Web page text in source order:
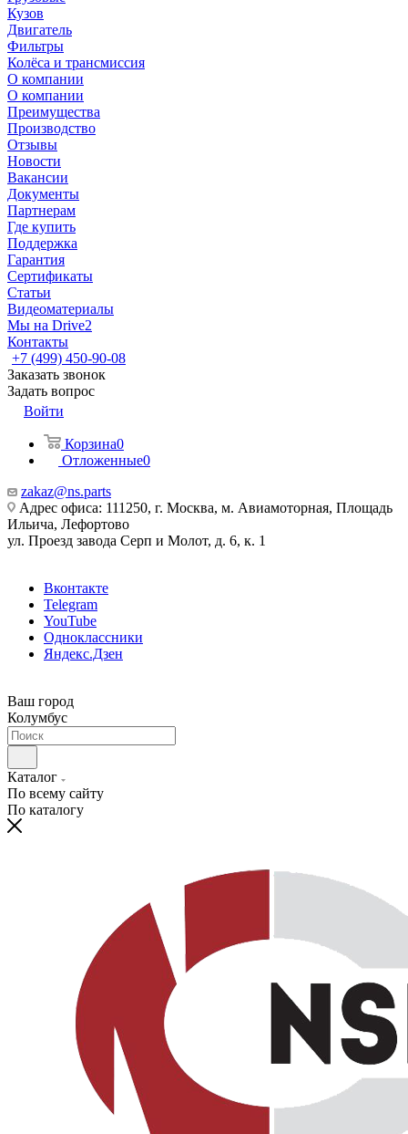
Кузов
Двигатель
Фильтры
Колёса и трансмиссия
О компании
О компании
Преимущества
Производство
Отзывы
Новости
Вакансии
Документы
Партнерам
Где купить
Поддержка
Гарантия
Сертификаты
Статьи
Видеоматериалы
Мы на Drive2
Контакты
+7 (499) 450-90-08
Заказать звонок
Задать вопрос
Войти
Корзина0
Отложенные0
zakaz@ns.parts
Адрес офиса: 111250, г. Москва, м. Авиамоторная, Площадь
Ильича, Лефортово
ул. Проезд завода Серп и Молот, д. 6, к. 1
Вконтакте
Telegram
YouTube
Одноклассники
Яндекс.Дзен
Ваш город
Колумбус
Каталог
По всему сайту
По каталогу